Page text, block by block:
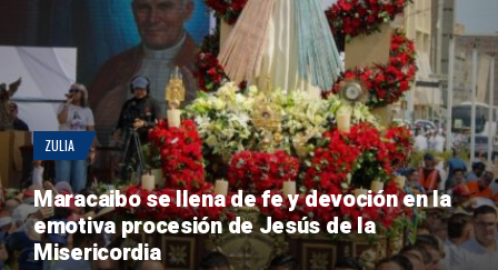
ZULIA
Maracaibo se llena de fe y devoción en la
emotiva procesión de Jesús de la
Misericordia